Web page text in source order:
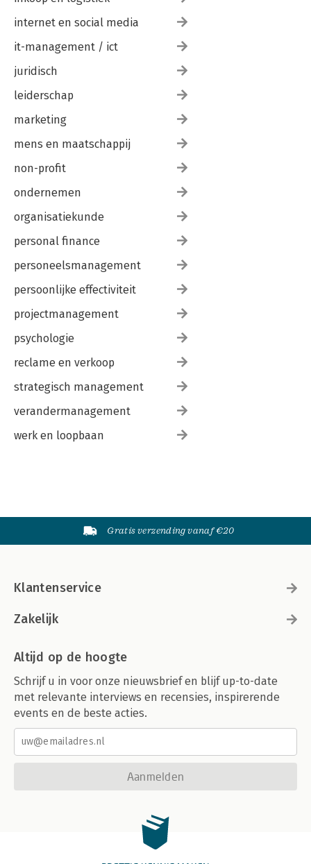
internet en social media
it-management / ict
juridisch
leiderschap
marketing
mens en maatschappij
non-profit
ondernemen
organisatiekunde
personal finance
personeelsmanagement
persoonlijke effectiviteit
projectmanagement
psychologie
reclame en verkoop
strategisch management
verandermanagement
werk en loopbaan
Gratis verzending vanaf €20
Klantenservice
Zakelijk
Altijd op de hoogte
Schrijf u in voor onze nieuwsbrief en blijf up-to-date
met relevante interviews en recensies, inspirerende
events en de beste acties.
Aanmelden